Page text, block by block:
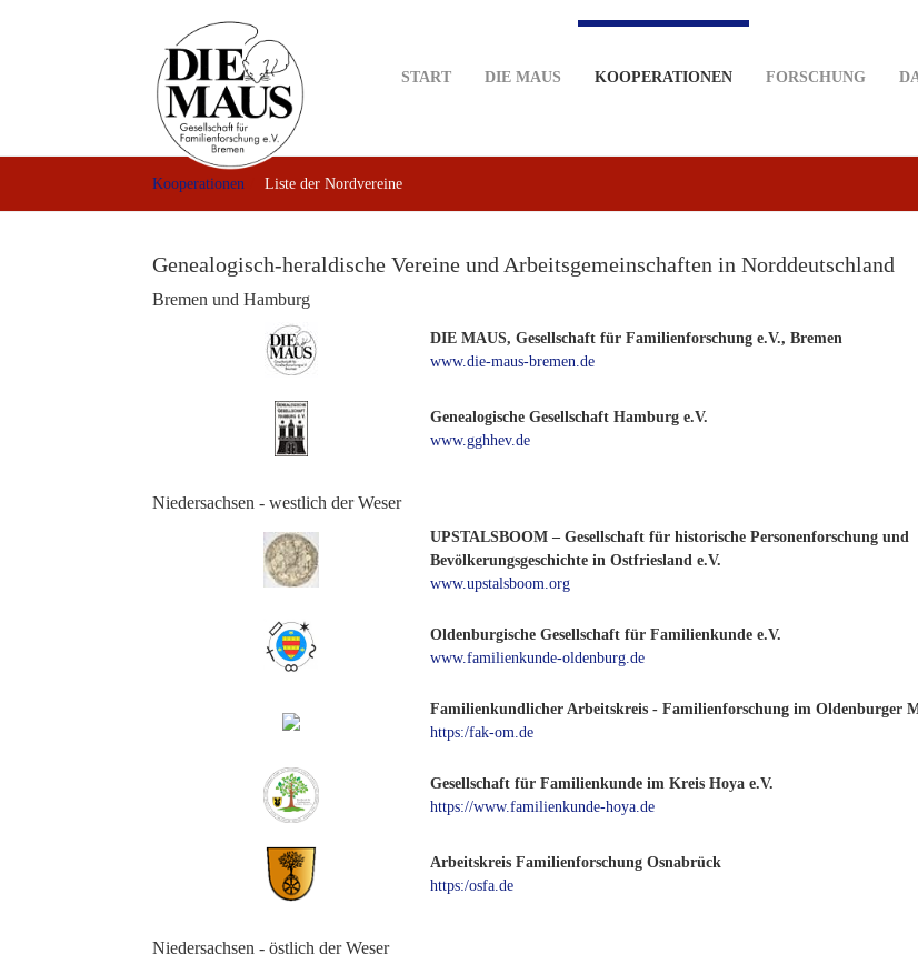
START DIE MAUS KOOPERATIONEN FORSCHUNG
Kooperationen Liste der Nordvereine
Genealogisch-heraldische Vereine und Arbeitsgemeinschaften in Norddeutschland
Bremen und Hamburg
DIE MAUS, Gesellschaft für Familienforschung e.V., Bremen
www.die-maus-bremen.de
Genealogische Gesellschaft Hamburg e.V.
www.gghhev.de
Niedersachsen - westlich der Weser
UPSTALSBOOM – Gesellschaft für historische Personenforschung und
Bevölkerungsgeschichte in Ostfriesland e.V.
www.upstalsboom.org
Oldenburgische Gesellschaft für Familienkunde e.V.
www.familienkunde-oldenburg.de
Familienkundlicher Arbeitskreis - Familienforschung im Oldenburger
https:/fak-om.de
Gesellschaft für Familienkunde im Kreis Hoya e.V.
https://www.familienkunde-hoya.de
Arbeitskreis Familienforschung Osnabrück
https:/osfa.de
Niedersachsen - östlich der Weser